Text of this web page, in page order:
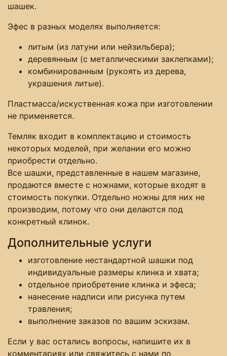
шашек.
Эфес в разных моделях выполняется:
литым (из латуни или нейзильбера);
деревянным (с металлическими заклепками);
комбинированным (рукоять из дерева,
украшения литые).
Пластмасса/искуственная кожа при изготовлении
не применяется.
Темляк входит в комплектацию и стоимость
некоторых моделей, при желании его можно
приобрести отдельно.
Все шашки, представленные в нашем магазине,
продаются вместе с ножнами, которые входят в
стоимость покупки. Отдельно ножны для них не
производим, потому что они делаются под
конкретный клинок.
Дополнительные услуги
изготовление нестандартной шашки под
индивидуальные размеры клинка и хвата;
отдельное приобретение клинка и эфеса;
нанесение надписи или рисунка путем
травления;
выполнение заказов по вашим эскизам.
Если у вас остались вопросы, напишите их в
комментариях или свяжитесь с нами по